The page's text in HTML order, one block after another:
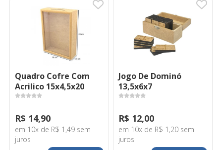
Quadro Cofre Com
Acrilico 15x4,5x20
R$ 14,90
em 10x de R$ 1,49 sem
juros
Jogo De Dominó
13,5x6x7
R$ 12,00
em 10x de R$ 1,20 sem
juros